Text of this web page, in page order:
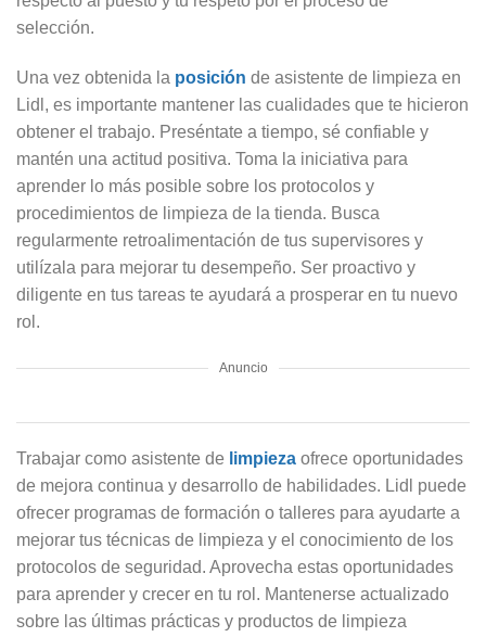
selección.
Una vez obtenida la posición de asistente de limpieza en
Lidl, es importante mantener las cualidades que te hicieron
obtener el trabajo. Preséntate a tiempo, sé confiable y
mantén una actitud positiva. Toma la iniciativa para
aprender lo más posible sobre los protocolos y
procedimientos de limpieza de la tienda. Busca
regularmente retroalimentación de tus supervisores y
utilízala para mejorar tu desempeño. Ser proactivo y
diligente en tus tareas te ayudará a prosperar en tu nuevo
rol.
Anuncio
Trabajar como asistente de limpieza ofrece oportunidades
de mejora continua y desarrollo de habilidades. Lidl puede
ofrecer programas de formación o talleres para ayudarte a
mejorar tus técnicas de limpieza y el conocimiento de los
protocolos de seguridad. Aprovecha estas oportunidades
para aprender y crecer en tu rol. Mantenerse actualizado
sobre las últimas prácticas y productos de limpieza